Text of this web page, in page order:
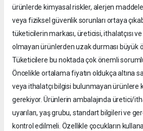
ürünlerde kimyasal riskler, alerjen
veya fiziksel güvenlik sorunları ortaya
tüketicilerin markası, üreticisi, ithalatçısı
olmayan ürünlerden uzak durması büyük
Tüketicilere bu noktada çok önemli
Öncelikle ortalama fiyatın oldukça altına
veya ithalatçı bilgisi bulunmayan ürünlere
gerekiyor. Ürünlerin ambalajında üretici/
uyarıları, yaş grubu, standart bilgileri ve
kontrol edilmeli. Özellikle çocukların